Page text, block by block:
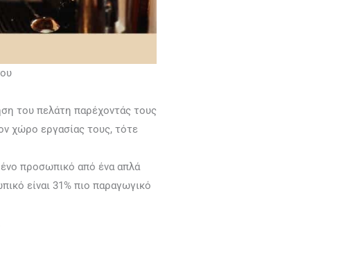
του πελάτη παρέχοντάς τους
χώρο εργασίας τους, τότε
προσωπικό από ένα απλά
είναι 31% πιο παραγωγικό